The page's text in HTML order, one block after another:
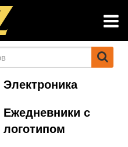
Электроника
Ежедневники с
логотипом